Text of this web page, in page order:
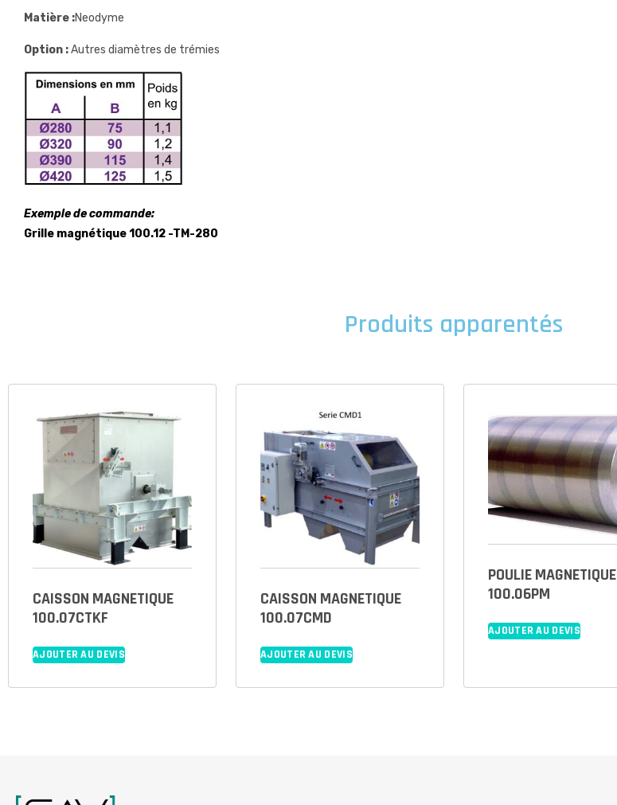
Matière :Neodyme
Option :Autres diamètres de trémies
Exemple de commande:
Grille magnétique 100.12 -TM-280
Produits apparentés
CAISSON MAGNETIQUE
100.07CTKF
AJOUTER AU DEVIS
CAISSON MAGNETIQUE
100.07CMD
AJOUTER AU DEVIS
POULIE MAGNETIQUE
100.06PM
AJOUTER AU DEVIS